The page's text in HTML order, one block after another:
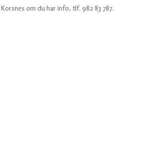
om du har info, tlf. 982 83 787.